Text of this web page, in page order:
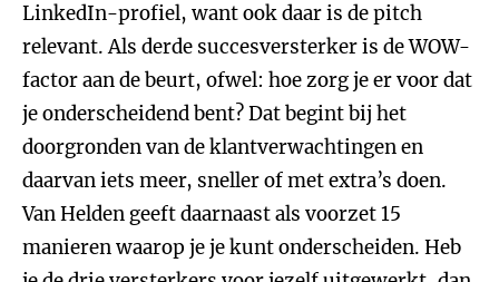
LinkedIn-profiel, want ook daar is de pitch
relevant. Als derde succesversterker is de WOW-
factor aan de beurt, ofwel: hoe zorg je er voor dat
je onderscheidend bent? Dat begint bij het
doorgronden van de klantverwachtingen en
daarvan iets meer, sneller of met extra’s doen.
Van Helden geeft daarnaast als voorzet 15
manieren waarop je je kunt onderscheiden. Heb